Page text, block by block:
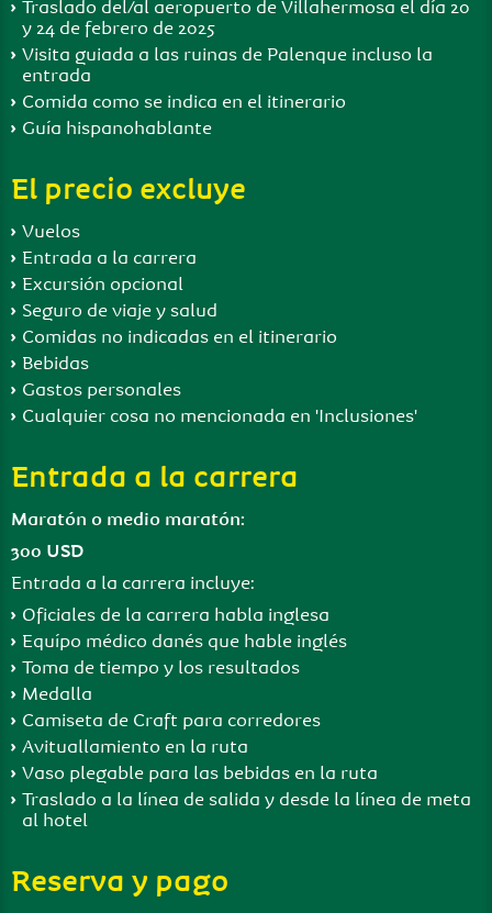
Traslado del/al aeropuerto de Villahermosa el día 20
y 24 de febrero de 2025
Visita guiada a las ruinas de Palenque incluso la
entrada
Comida como se indica en el itinerario
Guía hispanohablante
El precio excluye
Vuelos
Entrada a la carrera
Excursión opcional
Seguro de viaje y salud
Comidas no indicadas en el itinerario
Bebidas
Gastos personales
Cualquier cosa no mencionada en 'Inclusiones'
Entrada a la carrera
Maratón o medio maratón:
300 USD
Entrada a la carrera incluye:
Oficiales de la carrera habla inglesa
Equípo médico danés que hable inglés
Toma de tiempo y los resultados
Medalla
Camiseta de Craft para corredores
Avituallamiento en la ruta
Vaso plegable para las bebidas en la ruta
Traslado a la línea de salida y desde la línea de meta
al hotel
Reserva y pago